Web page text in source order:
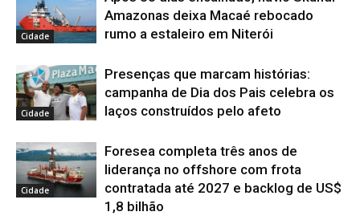
Cidade
Amazonas deixa Macaé rebocado
rumo a estaleiro em Niterói
Cidade
Presenças que marcam histórias:
campanha de Dia dos Pais celebra os
laços construídos pelo afeto
Cidade
Foresea completa três anos de
liderança no offshore com frota
contratada até 2027 e backlog de US$
1,8 bilhão